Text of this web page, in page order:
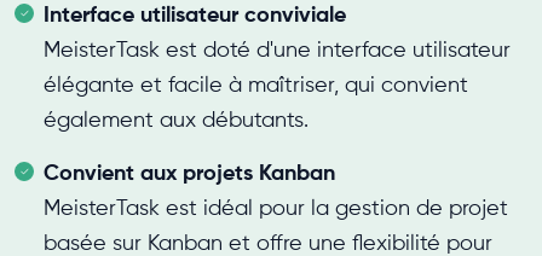
Interface utilisateur conviviale
MeisterTask est doté d'une interface utilisateur
élégante et facile à maîtriser, qui convient
également aux débutants.
Convient aux projets Kanban
MeisterTask est idéal pour la gestion de projet
basée sur Kanban et offre une flexibilité pour